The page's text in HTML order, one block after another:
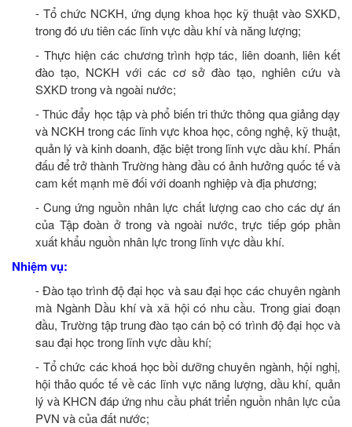
- Tổ chức NCKH, ứng dụng khoa học kỹ thuật vào SXKD,
trong đó ưu tiên các lĩnh vực dầu khí và năng lượng;
- Thực hiện các chương trình hợp tác, liên doanh, liên kết
đào tạo, NCKH với các cơ sở đào tạo, nghiên cứu và
SXKD trong và ngoài nước;
- Thúc đẩy học tập và phổ biến tri thức thông qua giảng dạy
và NCKH trong các lĩnh vực khoa học, công nghệ, kỹ thuật,
quản lý và kinh doanh, đặc biệt trong lĩnh vực dầu khí. Phấn
đấu để trở thành Trường hàng đầu có ảnh hưởng quốc tế và
cam kết mạnh mẽ đối với doanh nghiệp và địa phương;
- Cung ứng nguồn nhân lực chất lượng cao cho các dự án
của Tập đoàn ở trong và ngoài nước, trực tiếp góp phần
xuất khẩu nguồn nhân lực trong lĩnh vực dầu khí.
Nhiệm vụ:
- Đào tạo trình độ đại học và sau đại học các chuyên ngành
mà Ngành Dầu khí và xã hội có nhu cầu. Trong giai đoạn
đầu, Trường tập trung đào tạo cán bộ có trình độ đại học và
sau đại học trong lĩnh vực dầu khí;
- Tổ chức các khoá học bồi dưỡng chuyên ngành, hội nghị,
hội thảo quốc tế về các lĩnh vực năng lượng, dầu khí, quản
lý và KHCN đáp ứng nhu cầu phát triển nguồn nhân lực của
PVN và của đất nước;